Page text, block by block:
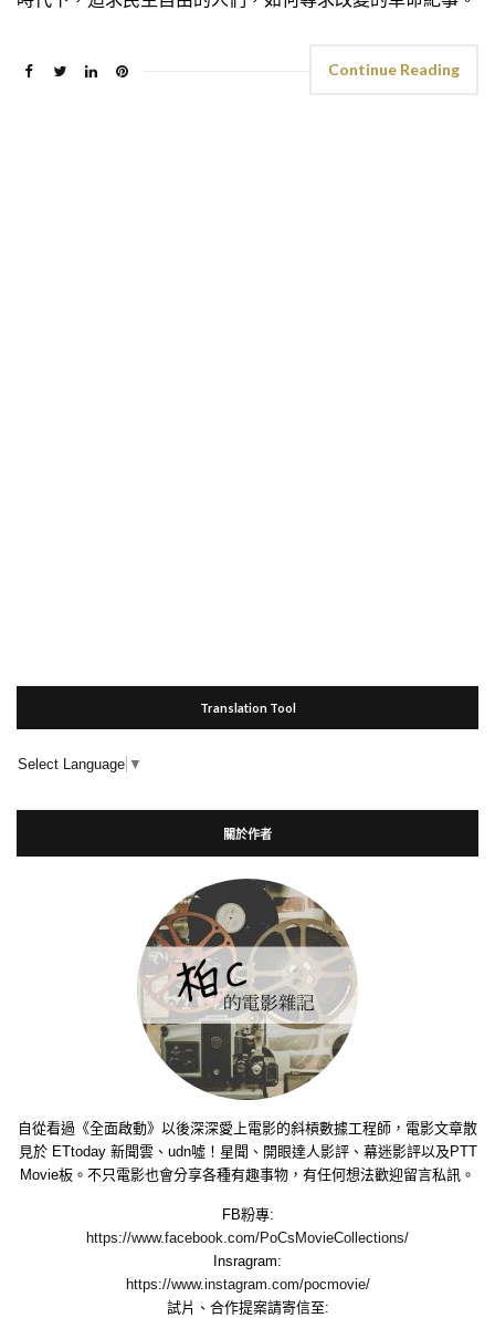
Continue Reading
Translation Tool
Select Language ▼
關於作者
自從看過《全面啟動》以後深深愛上電影的斜槓數據工程師，電影文章散
見於 ETtoday 新聞雲、udn噓！星聞、開眼達人影評、幕迷影評以及PTT
Movie板。不只電影也會分享各種有趣事物，有任何想法歡迎留言私訊。
FB粉專:
https://www.facebook.com/PoCsMovieCollections/
Insragram:
https://www.instagram.com/pocmovie/
試片、合作提案請寄信至: